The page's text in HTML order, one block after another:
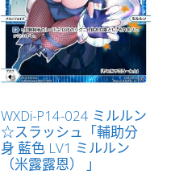
WXDi-P14-024 ミルルン
☆スラッシュ「輔助分
身 藍色 LV1 ミルルン
（米露露恩） 」